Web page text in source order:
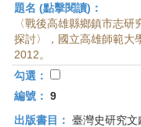
題名 (點擊閱讀)：
〈戰後高雄縣鄉鎮市志
探討〉，國立高雄師範大
2012。
勾選：
編號： 9
出版書目： 臺灣史研究